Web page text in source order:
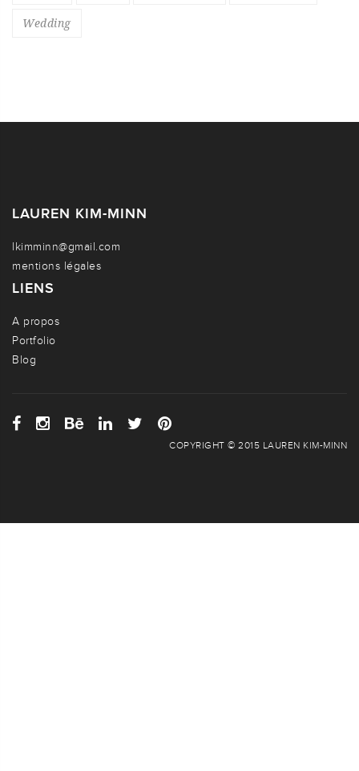
Wedding
LAUREN KIM-MINN
lkimminn@gmail.com
mentions légales
LIENS
A propos
Portfolio
Blog
COPYRIGHT © 2015 LAUREN KIM-MINN